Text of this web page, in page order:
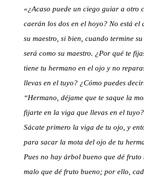
«¿Acaso puede un ciego guiar a otro
caerán los dos en el hoyo? No está el
su maestro, si bien, cuando termine
será como su maestro. ¿Por qué te
tiene tu hermano en el ojo y no
llevas en el tuyo? ¿Cómo puedes
“Hermano, déjame que te saque la
fijarte en la viga que llevas en el
Sácate primero la viga de tu ojo, y
para sacar la mota del ojo de tu
Pues no hay árbol bueno que dé
malo que dé fruto bueno; por ello,